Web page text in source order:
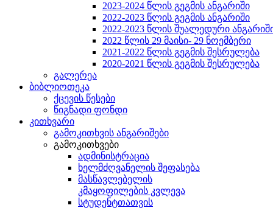
2023-2024 წლის გეგმის ანგარიში
2022-2023 წლის გეგმის ანგარიში
2022-2023 წლის შუალედური
2022 წლის 29 მაისი- 29 ნოემბერი
2021-2022 წლის გეგმის შესრულება
2020-2021 წლის გეგმის შესრულება
გალერეა
ბიბლიოთეკა
ქცევის წესები
წიგნადი ფონდი
კითხვარი
გამოკითხვის ანგარიშები
გამოკითხვები
ადმინისტრაცია
ხელმძღვანელის შეფასება
მასწავლებელის
კმაყოფილების კვლევა
სტუდენტთათვის